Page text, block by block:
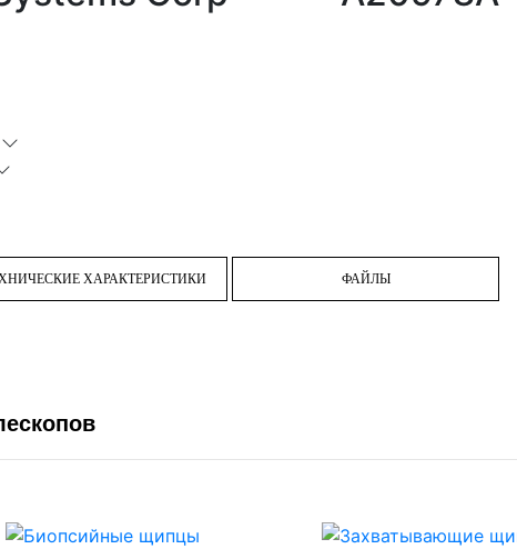
ХАРАКТЕРИСТИКИ ФАЙЛЫ